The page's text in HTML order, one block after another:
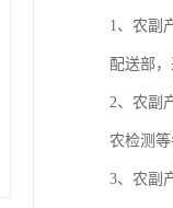
1、农副
配送部
2、农副
农检测
3、农副